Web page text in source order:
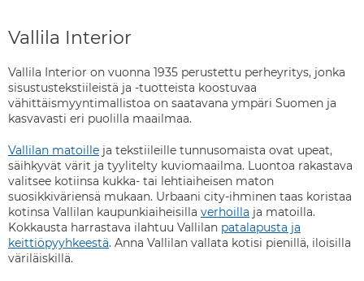
Vallila Interior
Vallila Interior on vuonna 1935 perustettu perheyritys, jonka
sisustustekstiileistä ja -tuotteista koostuvaa
vähittäismyyntimallistoa on saatavana ympäri Suomen ja
kasvavasti eri puolilla maailmaa.
Vallilan matoille ja tekstiileille tunnusomaista ovat upeat,
säihkyvät värit ja tyylitelty kuviomaailma. Luontoa rakastava
valitsee kotiinsa kukka- tai lehtiaiheisen maton
suosikkiväriensä mukaan. Urbaani city-ihminen taas koristaa
kotinsa Vallilan kaupunkiaiheisilla verhoilla ja matoilla.
Kokkausta harrastava ilahtuu Vallilan patalapusta ja
keittiöpyyhkeestä. Anna Vallilan vallata kotisi pienillä, iloisilla
väriläiskillä.